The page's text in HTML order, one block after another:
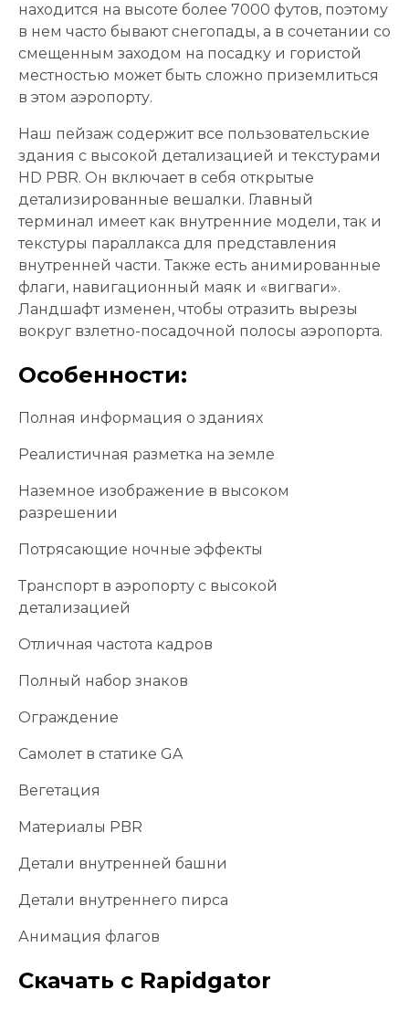
находится на высоте более 7000 футов, поэтому
в нем часто бывают снегопады, а в сочетании со
смещенным заходом на посадку и гористой
местностью может быть сложно приземлиться
в этом аэропорту.
Наш пейзаж содержит все пользовательские
здания с высокой детализацией и текстурами
HD PBR. Он включает в себя открытые
детализированные вешалки. Главный
терминал имеет как внутренние модели, так и
текстуры параллакса для представления
внутренней части. Также есть анимированные
флаги, навигационный маяк и «вигваги».
Ландшафт изменен, чтобы отразить вырезы
вокруг взлетно-посадочной полосы аэропорта.
Особенности:
Полная информация о зданиях
Реалистичная разметка на земле
Наземное изображение в высоком
разрешении
Потрясающие ночные эффекты
Транспорт в аэропорту с высокой
детализацией
Отличная частота кадров
Полный набор знаков
Ограждение
Самолет в статике GA
Вегетация
Материалы PBR
Детали внутренней башни
Детали внутреннего пирса
Анимация флагов
Скачать с Rapidgator